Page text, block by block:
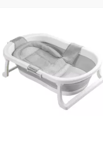
Vista Previa